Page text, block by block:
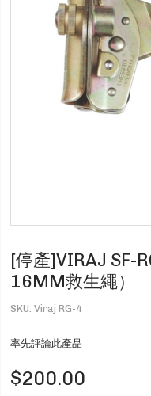
[停產]VIRAJ SF-
16MM救生繩）
SKU Viraj RG-4
率先評論此產品
$200.00